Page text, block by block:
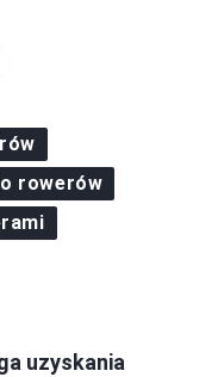
rowerów
uzyskania